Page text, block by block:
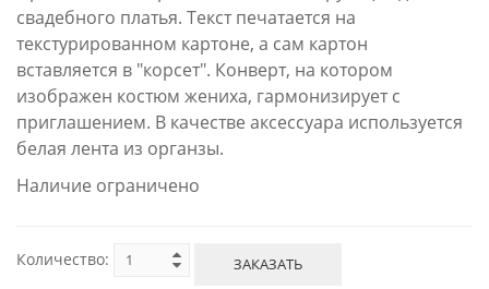
свадебного платья. Текст печатается на
текстурированном картоне, а сам картон
вставляется в "корсет". Конверт, на котором
изображен костюм жениха, гармонизирует с
приглашением. В качестве аксессуара используется
белая лента из органзы.
Наличие ограничено
Количество: ЗАКАЗАТЬ